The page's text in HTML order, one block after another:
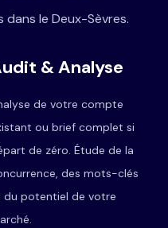
le Deux-Sèvres.
& Analyse
de votre compte
ou brief complet si
de zéro. Étude de la
des mots-clés
du potentiel de votre